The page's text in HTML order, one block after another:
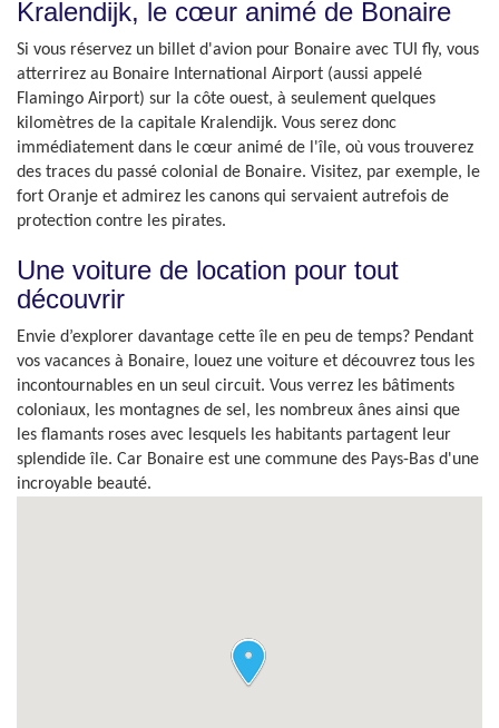
Kralendijk, le cœur animé de Bonaire
Si vous réservez un billet d'avion pour Bonaire avec TUI fly, vous
atterrirez au Bonaire International Airport (aussi appelé
Flamingo Airport) sur la côte ouest, à seulement quelques
kilomètres de la capitale Kralendijk. Vous serez donc
immédiatement dans le cœur animé de l'île, où vous trouverez
des traces du passé colonial de Bonaire. Visitez, par exemple, le
fort Oranje et admirez les canons qui servaient autrefois de
protection contre les pirates.
Une voiture de location pour tout
découvrir
Envie d’explorer davantage cette île en peu de temps? Pendant
vos vacances à Bonaire, louez une voiture et découvrez tous les
incontournables en un seul circuit. Vous verrez les bâtiments
coloniaux, les montagnes de sel, les nombreux ânes ainsi que
les flamants roses avec lesquels les habitants partagent leur
splendide île. Car Bonaire est une commune des Pays-Bas d'une
incroyable beauté.